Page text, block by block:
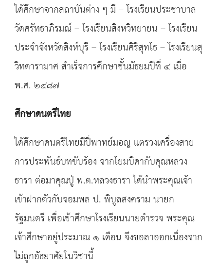
ได้ศึกษาจากสถาบันต่าง ๆ มี – โรงเรียนประชาบาล
วัดศรัทธาภิรมณ์ – โรงเรียนสิงหวิทยายน – โรงเรียน
ประจำจังหวัดสิงห์บุรี – โรงเรียนศิริสุทโธ – โรงเรียนสุ
วิทดารามาศ สำเร็จการศึกษาชั้นมัธยมปีที่ ๔ เมื่อ
พ.ศ. ๒๔๘๗
ศึกษาดนตรีไทย
ได้ศึกษาดนตรีไทยมีปี่พาทย์มอญ แตรวงเครื่องสาย
การประพันธ์บทขับร้อง จากโยมบิดากับคุณหลวง
ธารา ต่อมาคุณปู่ พ.ต.หลวงธารา ได้นำพระคุณเจ้า
เข้าฝากตัวกับจอมพล ป. พิบูลสงคราม นายก
รัฐมนตรี เพื่อเข้าศึกษาโรงเรียนนายตำรวจ พระคุณ
เจ้าศึกษาอยู่ประมาณ ๑ เดือน จึงขอลาออกเนื่องจาก
ไม่ถูกอัธยาศัยในวิชานี้